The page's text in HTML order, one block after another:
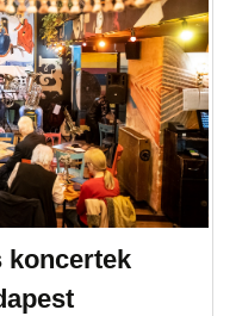
koncertek